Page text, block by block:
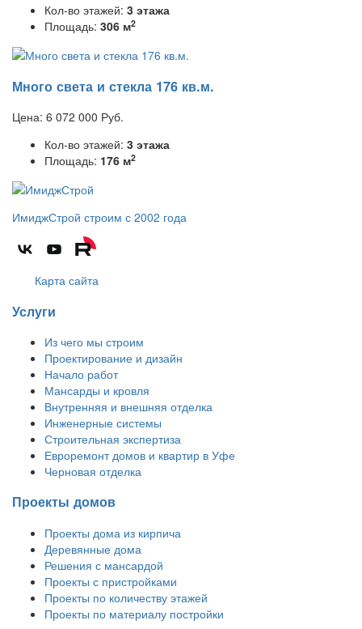
Кол-во этажей: 3 этажа
Площадь: 306 м2
Много света и стекла 176 кв.м.
Цена: 6 072 000 Руб.
Кол-во этажей: 3 этажа
Площадь: 176 м2
ИмиджСтрой строим с 2002 года
Карта сайта
Услуги
Из чего мы строим
Проектирование и дизайн
Начало работ
Мансарды и кровля
Внутренняя и внешняя отделка
Инженерные системы
Строительная экспертиза
Евроремонт домов и квартир в Уфе
Черновая отделка
Проекты домов
Проекты дома из кирпича
Деревянные дома
Решения с мансардой
Проекты с пристройками
Проекты по количеству этажей
Проекты по материалу постройки